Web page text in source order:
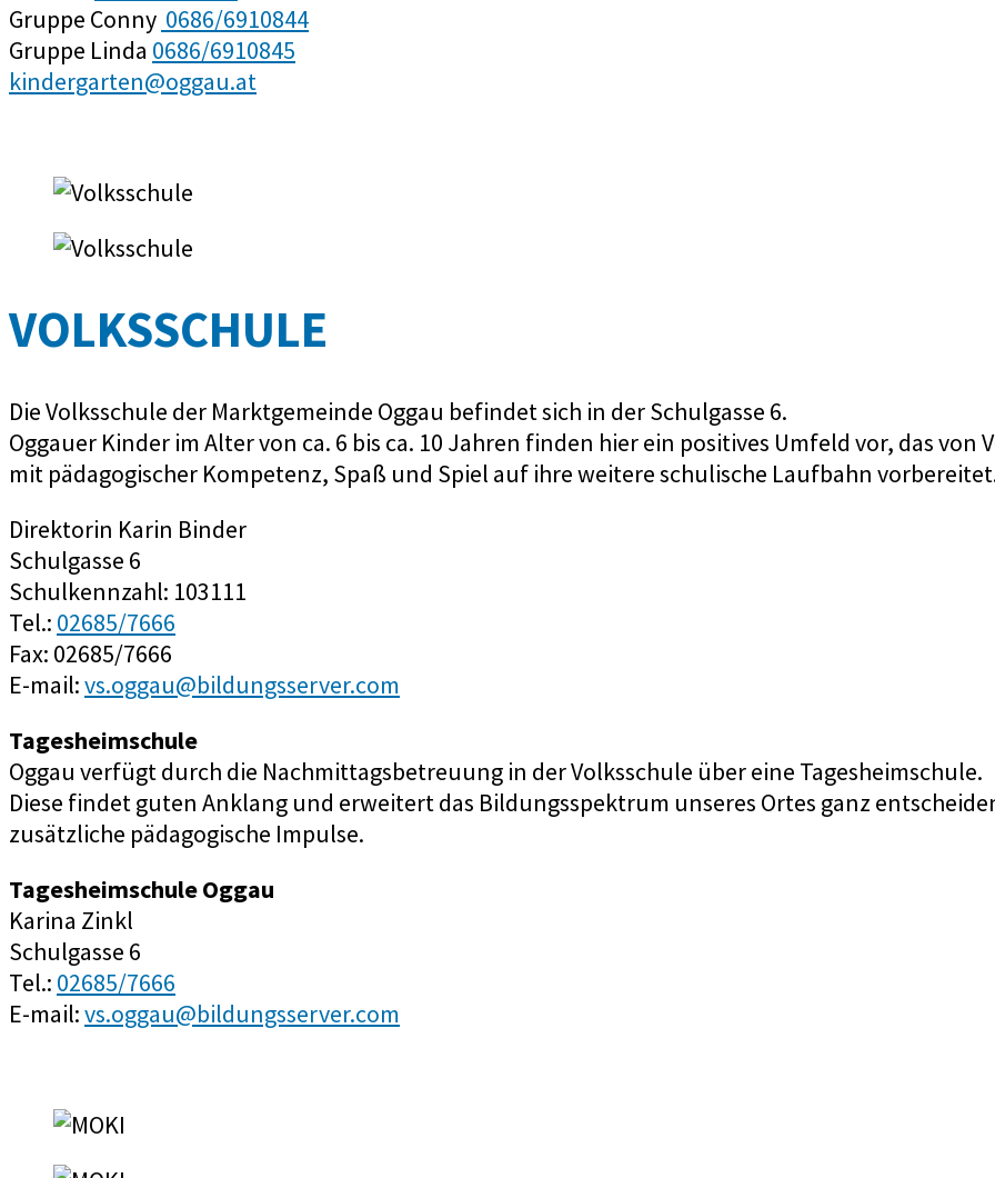
Gruppe Conny 0686/6910844
Gruppe Linda 0686/6910845
kindergarten@oggau.at
VOLKSSCHULE
Die Volksschule der Marktgemeinde Oggau befindet sich in der Schulgasse 6.
Oggauer Kinder im Alter von ca. 6 bis ca. 10 Jahren finden hier ein positives Umfeld vor, das
mit pädagogischer Kompetenz, Spaß und Spiel auf ihre weitere schulische Laufbahn
Direktorin Karin Binder
Schulgasse 6
Schulkennzahl: 103111
Tel.: 02685/7666
Fax: 02685/7666
E-mail:vs.oggau@bildungsserver.com
Tagesheimschule
Oggau verfügt durch die Nachmittagsbetreuung in der Volksschule über eine Tagesheimschule.
Diese findet guten Anklang und erweitert das Bildungsspektrum unseres Ortes ganz
zusätzliche pädagogische Impulse.
Tagesheimschule Oggau
Karina Zinkl
Schulgasse 6
Tel.: 02685/7666
E-mail:vs.oggau@bildungsserver.com